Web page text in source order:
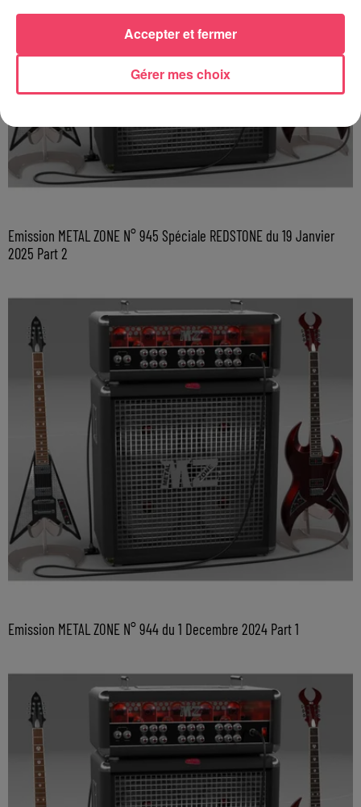
Emission METAL ZONE N° 945 Spéciale REDSTONE du 19 Janvier
2025 Part 2
Emission METAL ZONE N° 944 du 1 Decembre 2024 Part 1
Gérer mes choix
Accepter et fermer